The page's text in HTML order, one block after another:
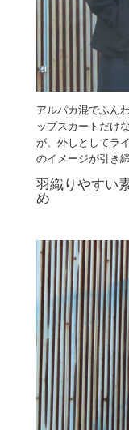
アルパカ混でふん
ップスカートだけ
が、外しとしてラ
のイメージが引き
羽織りやすい
め